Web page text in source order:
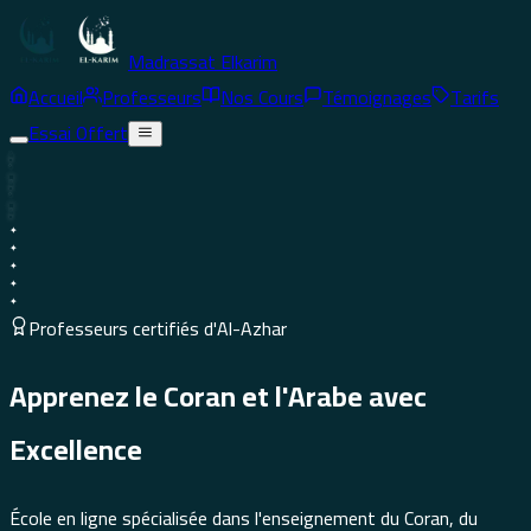
Madrassat Elkarim
Accueil Professeurs Nos Cours Témoignages Tarifs
Essai Offert
✦
✦
✦
✦
✦
Professeurs certifiés d'Al-Azhar
ApprenezleCoranetl'Arabeavec
Excellence
École en ligne spécialisée dans l'enseignement du Coran, du
Google
Sabrina Sml